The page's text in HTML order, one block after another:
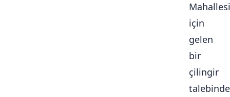
Mahallesi
için
gelen
bir
çilingir
talebinde